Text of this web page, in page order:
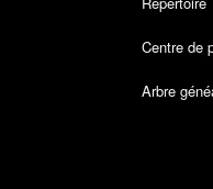
Centre de
Arbre